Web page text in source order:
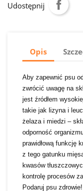
Udostępnij
Opis
Aby zapewnić psu
zwrócić uwagę na
jest źródłem
takie jak lizyna i
żelaza i miedzi –
odporność
prawidłową funkcję
z tego gatunku
kwasów
kontrolę procesów
Podaruj psu zdrowie!